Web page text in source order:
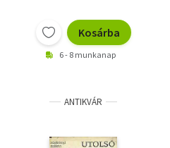
Kosárba
6 - 8 munkanap
ANTIKVÁR